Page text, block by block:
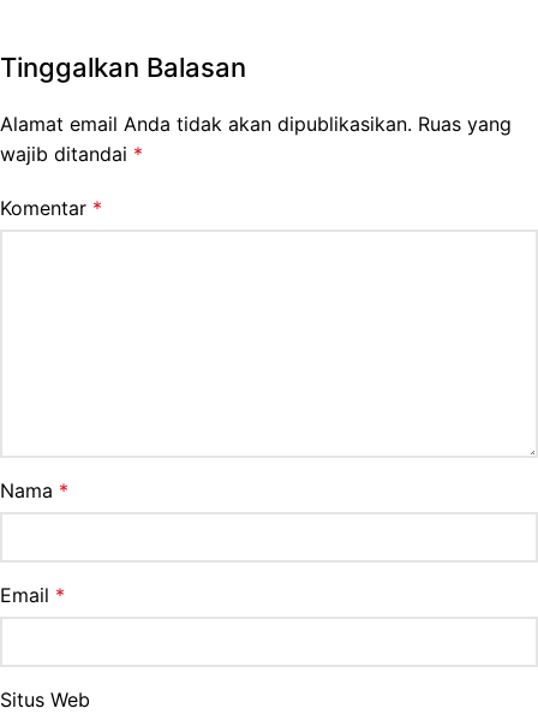
Tinggalkan Balasan
Alamat email Anda tidak akan dipublikasikan. Ruas yang
wajib ditandai *
Komentar *
Nama *
Email *
Situs Web